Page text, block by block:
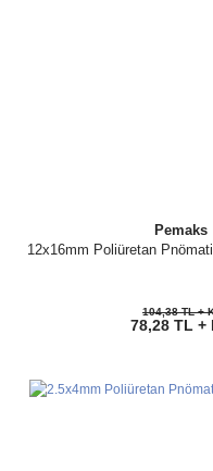
Pemaks
12x16mm Poliüretan
104,38 TL +
78,28 TL +